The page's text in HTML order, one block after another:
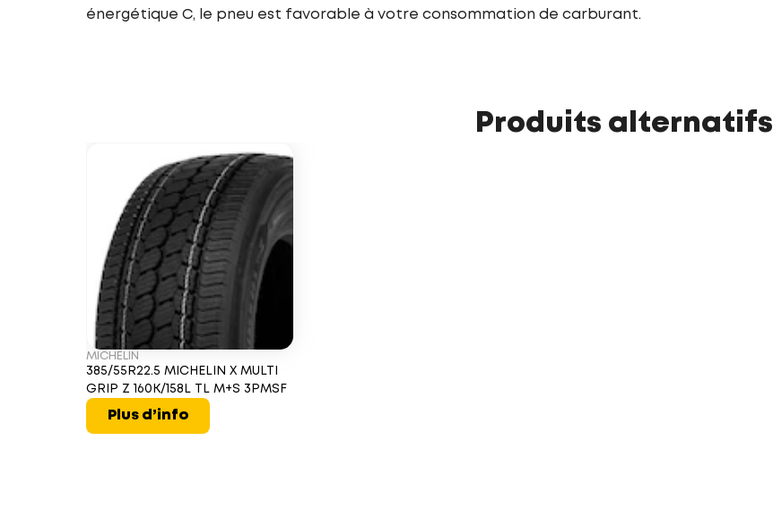
énergétique C, le pneu est favorable à votre consommation de carburant.
Produits alternatifs
MICHELIN
385/55R22.5 MICHELIN X MULTI
GRIP Z 160K/158L TL M+S 3PMSF
Plus d’info